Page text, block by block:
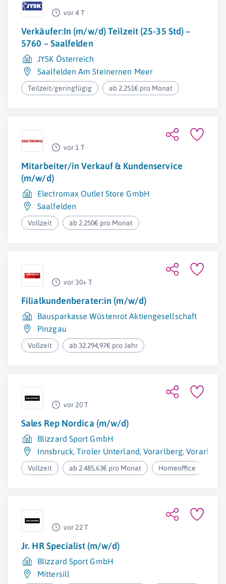
vor 4 T
Verkäufer:In (m/w/d) Teilzeit (25-35 Std) –
5760 – Saalfelden
JYSK Österreich
Saalfelden Am Steinernen Meer
Teilzeit/geringfügig ab 2.251€ pro Monat
vor 1 T
Mitarbeiter/in Verkauf & Kundenservice
(m/w/d)
Electromax Outlet Store GmbH
Saalfelden
Vollzeit ab 2.250€ pro Monat
vor 30+ T
Filialkundenberater:in (m/w/d)
Bausparkasse Wüstenrot Aktiengesellschaft
Pinzgau
Vollzeit ab 32.294,97€ pro Jahr
vor 20 T
Sales Rep Nordica (m/w/d)
Blizzard Sport GmbH
Innsbruck,Tiroler Unterland,Vorarlberg,
Vollzeit ab 2.485,63€ pro Monat Homeoffice
vor 22 T
Jr. HR Specialist (m/w/d)
Blizzard Sport GmbH
Mittersill